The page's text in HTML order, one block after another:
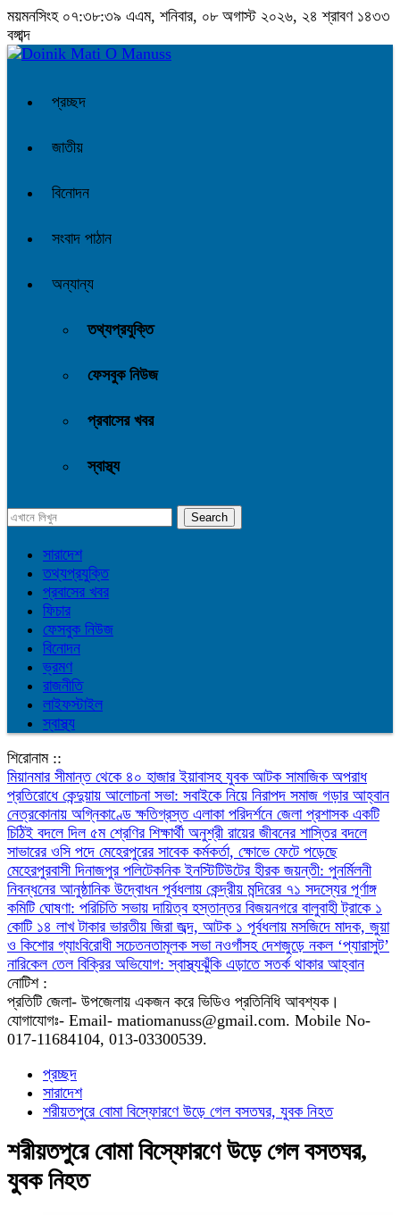
ময়মনসিংহ ০৭:৩৮:৩৯ এএম, শনিবার, ০৮ অগাস্ট ২০২৬, ২৪ শ্রাবণ ১৪৩৩
বঙ্গাব্দ
প্রচ্ছদ
জাতীয়
বিনোদন
সংবাদ পাঠান
অন্যান্য
তথ্যপ্রযুক্তি
ফেসবুক নিউজ
প্রবাসের খবর
স্বাস্থ্য
সারাদেশ
তথ্যপ্রযুক্তি
প্রবাসের খবর
ফিচার
ফেসবুক নিউজ
বিনোদন
ভ্রমণ
রাজনীতি
লাইফস্টাইল
স্বাস্থ্য
শিরোনাম ::
মিয়ানমার সীমান্ত থেকে ৪০ হাজার ইয়াবাসহ যুবক আটক সামাজিক অপরাধ
প্রতিরোধে কেন্দুয়ায় আলোচনা সভা: সবাইকে নিয়ে নিরাপদ সমাজ গড়ার আহ্বান
নেত্রকোনায় অগ্নিকাণ্ডে ক্ষতিগ্রস্ত এলাকা পরিদর্শনে জেলা প্রশাসক একটি
চিঠিই বদলে দিল ৫ম শ্রেণির শিক্ষার্থী অনুশ্রী রায়ের জীবনের শাস্তির বদলে
সাভারের ওসি পদে মেহেরপুরের সাবেক কর্মকর্তা, ক্ষোভে ফেটে পড়েছে
মেহেরপুরবাসী দিনাজপুর পলিটেকনিক ইনস্টিটিউটের হীরক জয়ন্তী: পুনর্মিলনী
নিবন্ধনের আনুষ্ঠানিক উদ্বোধন পূর্বধলায় কেন্দ্রীয় মন্দিরের ৭১ সদস্যের পূর্ণাঙ্গ
কমিটি ঘোষণা: পরিচিতি সভায় দায়িত্ব হস্তান্তর বিজয়নগরে বালুবাহী ট্রাকে ১
কোটি ১৪ লাখ টাকার ভারতীয় জিরা জব্দ, আটক ১ পূর্বধলায় মসজিদে মাদক, জুয়া
ও কিশোর গ্যাংবিরোধী সচেতনতামূলক সভা নওগাঁসহ দেশজুড়ে নকল ‘প্যারাসুট’
নারিকেল তেল বিক্রির অভিযোগ: স্বাস্থ্যঝুঁকি এড়াতে সতর্ক থাকার আহ্বান
নোটিশ :
প্রতিটি জেলা- উপজেলায় একজন করে ভিডিও প্রতিনিধি আবশ্যক।
যোগাযোগঃ- Email- matiomanuss@gmail.com. Mobile No-
017-11684104, 013-03300539.
প্রচ্ছদ
সারাদেশ
শরীয়তপুরে বোমা বিস্ফোরণে উড়ে গেল বসতঘর, যুবক নিহত
শরীয়তপুরে বোমা বিস্ফোরণে উড়ে গেল বসতঘর,
যুবক নিহত